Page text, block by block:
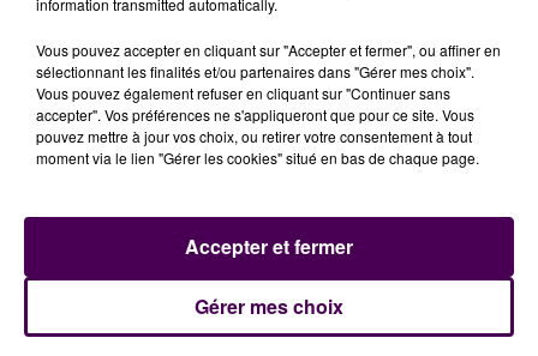
la durée des séjours, les cyclotouristes ne restant
souvent qu’une nuit. Heureusement que d’autres
prolongent le plaisir :"On le voit sur les
emplacements de camping-car où les gens restent
en moyenne deux à deux jours et demi, contre un à
un jour et demi l’an dernier".
Paul Benizio :
Vous pouvez accepter en cliquant sur "Accepter et fermer", ou affiner en
sélectionnant les finalités et/ou partenaires dans "Gérer mes choix".
Vous pouvez également refuser en cliquant sur "Continuer sans
accepter". Vos préférences ne s'appliqueront que pour ce site. Vous
pouvez mettre à jour vos choix, ou retirer votre consentement à tout
moment via le lien "Gérer les cookies" situé en bas de chaque page.
Gérer mes choix
Accepter et fermer